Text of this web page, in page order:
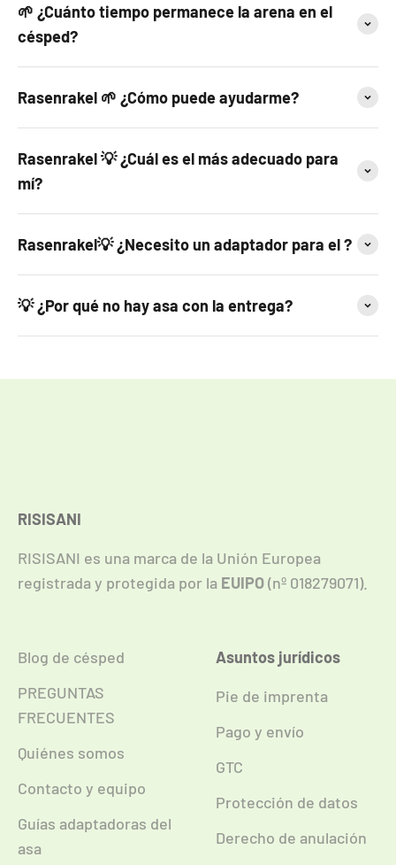
🌱 ¿Cuánto tiempo permanece la arena en el
césped?
Rasenrakel 🌱 ¿Cómo puede ayudarme?
Rasenrakel 💡 ¿Cuál es el más adecuado para
mí?
Rasenrakel💡 ¿Necesito un adaptador para el ?
💡 ¿Por qué no hay asa con la entrega?
RISISANI
RISISANI es una marca de la Unión Europea
registrada y protegida por la EUIPO(nº 018279071).
Blog de césped
PREGUNTAS
FRECUENTES
Quiénes somos
Contacto y equipo
Guías adaptadoras del
asa
Asuntos jurídicos
Pie de imprenta
Pago y envío
GTC
Protección de datos
Derecho de anulación